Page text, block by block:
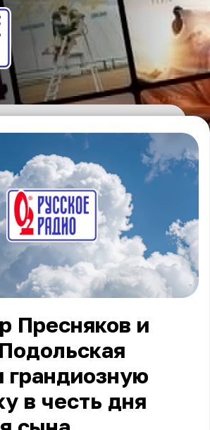
Пресняков и
грандиозную
в честь дня